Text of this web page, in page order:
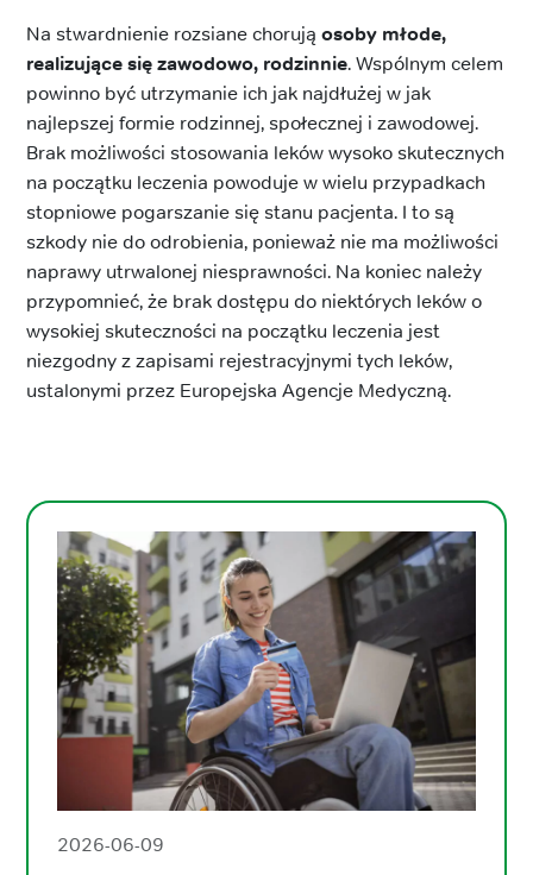
Na stwardnienie rozsiane chorują osoby młode,
realizujące się zawodowo, rodzinnie. Wspólnym celem
powinno być utrzymanie ich jak najdłużej w jak
najlepszej formie rodzinnej, społecznej i zawodowej.
Brak możliwości stosowania leków wysoko skutecznych
na początku leczenia powoduje w wielu przypadkach
stopniowe pogarszanie się stanu pacjenta. I to są
szkody nie do odrobienia, ponieważ nie ma możliwości
naprawy utrwalonej niesprawności. Na koniec należy
przypomnieć, że brak dostępu do niektórych leków o
wysokiej skuteczności na początku leczenia jest
niezgodny z zapisami rejestracyjnymi tych leków,
ustalonymi przez Europejska Agencje Medyczną.
2026-06-09